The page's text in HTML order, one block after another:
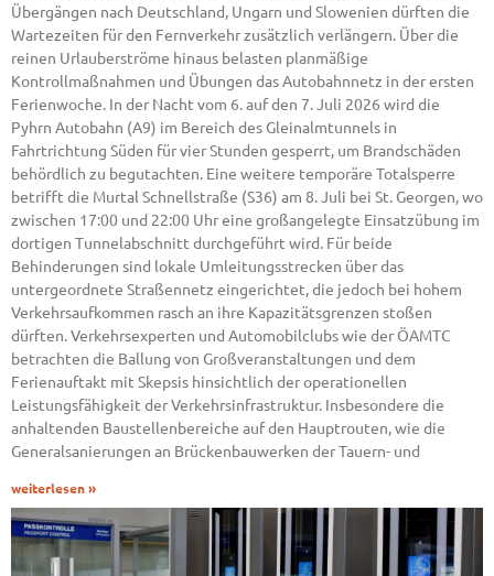
Übergängen nach Deutschland, Ungarn und Slowenien dürften die
Wartezeiten für den Fernverkehr zusätzlich verlängern. Über die
reinen Urlauberströme hinaus belasten planmäßige
Kontrollmaßnahmen und Übungen das Autobahnnetz in der ersten
Ferienwoche. In der Nacht vom 6. auf den 7. Juli 2026 wird die
Pyhrn Autobahn (A9) im Bereich des Gleinalmtunnels in
Fahrtrichtung Süden für vier Stunden gesperrt, um Brandschäden
behördlich zu begutachten. Eine weitere temporäre Totalsperre
betrifft die Murtal Schnellstraße (S36) am 8. Juli bei St. Georgen, wo
zwischen 17:00 und 22:00 Uhr eine großangelegte Einsatzübung im
dortigen Tunnelabschnitt durchgeführt wird. Für beide
Behinderungen sind lokale Umleitungsstrecken über das
untergeordnete Straßennetz eingerichtet, die jedoch bei hohem
Verkehrsaufkommen rasch an ihre Kapazitätsgrenzen stoßen
dürften. Verkehrsexperten und Automobilclubs wie der ÖAMTC
betrachten die Ballung von Großveranstaltungen und dem
Ferienauftakt mit Skepsis hinsichtlich der operationellen
Leistungsfähigkeit der Verkehrsinfrastruktur. Insbesondere die
anhaltenden Baustellenbereiche auf den Hauptrouten, wie die
Generalsanierungen an Brückenbauwerken der Tauern- und
weiterlesen »